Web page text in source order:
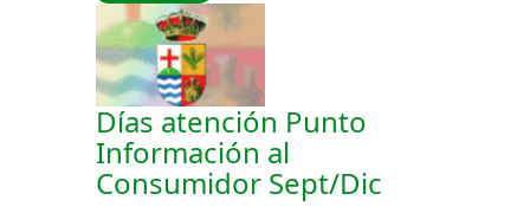
Días atención Punto
Información al
Consumidor Sept/Dic